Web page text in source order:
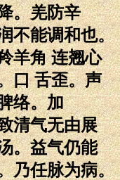
。羌防辛
不能调和也。
羊角 连翘心
口 舌歪。声
络。加
清气无由展
。益气仍能
乃任脉为病。